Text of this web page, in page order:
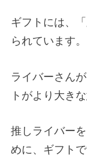
ギフトには、
られています。
ライバーさん
トがより大き
推しライバー
めに、ギフト